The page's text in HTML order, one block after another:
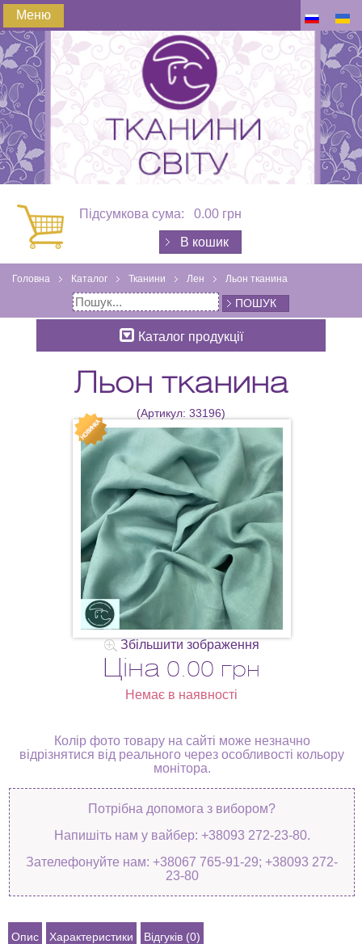
Меню
Підсумкова сума: 0.00 грн
В кошик
Головна Каталог Тканини Лен Льон тканина
ПОШУК
Каталог продукції
Льон тканина
(Артикул: 33196)
Збільшити зображення
Ціна 0.00 грн
Немає в наявності
Колір фото товару на сайті може незначно
відрізнятися від реального через особливості кольору
монітора.
Потрібна допомога з вибором?
Напишіть нам у вайбер: +38093 272-23-80.
Зателефонуйте нам: +38067 765-91-29; +38093 272-
23-80
Опис Характеристики Відгуків (0)